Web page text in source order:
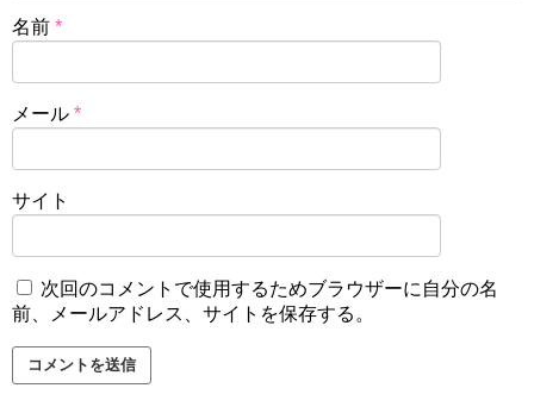
名前 *
メール *
サイト
次回のコメントで使用するためブラウザーに自分の名
前、メールアドレス、サイトを保存する。